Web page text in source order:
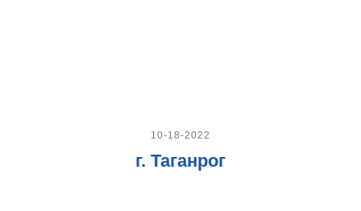
10-18-2022
г. Таганрог